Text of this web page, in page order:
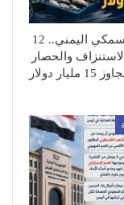
القطاع السمكي اليمني.. 12
والحصار
دولار